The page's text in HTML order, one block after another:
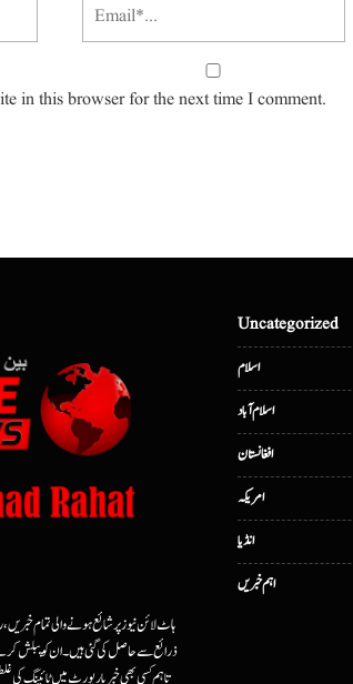
in this browser for the next time I comment.
ہاٹ لائن نیوز پر شائع ہونے والی تمام
ذرائع سے حاصل کی گئی ہیں۔ ان کو پبلش
تاہم کسی بھی خبر یا رپورٹ میں ٹائپنگ کی
Uncategorized
اسلام
اسلام آباد
افغانستان
امریکہ
انڈیا
اہم خبریں